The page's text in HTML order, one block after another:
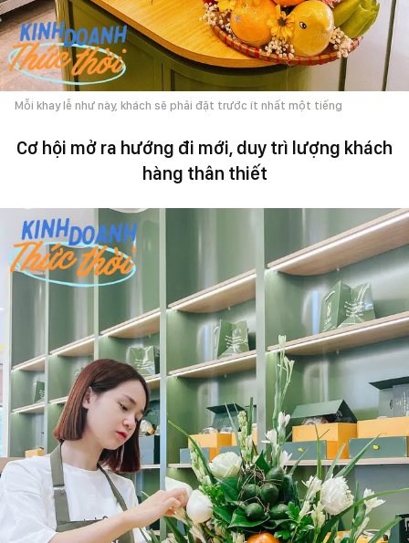
Mỗi khay lễ như này, khách sẽ phải đặt trước ít nhất một tiếng
Cơ hội mở ra hướng đi mới, duy trì lượng khách
hàng thân thiết